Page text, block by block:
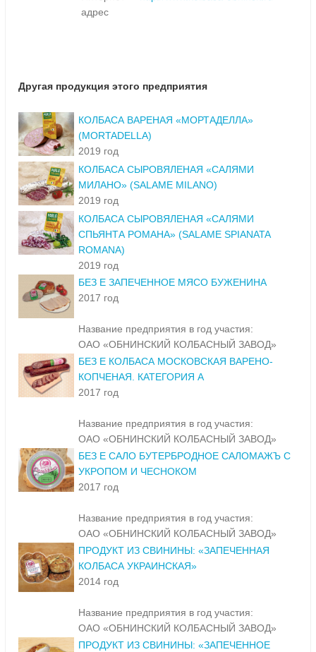
адрес
Другая продукция этого предприятия
КОЛБАСА ВАРЕНАЯ «МОРТАДЕЛЛА»
(MORTADELLA)
2019 год
КОЛБАСА СЫРОВЯЛЕНАЯ «САЛЯМИ
МИЛАНО» (SALAME MILANO)
2019 год
КОЛБАСА СЫРОВЯЛЕНАЯ «САЛЯМИ
СПЬЯНТА РОМАНА» (SALAME SPIANATA
ROMANA)
2019 год
БЕЗ Е ЗАПЕЧЕННОЕ МЯСО БУЖЕНИНА
2017 год
Название предприятия в год участия:
ОАО «ОБНИНСКИЙ КОЛБАСНЫЙ ЗАВОД»
БЕЗ Е КОЛБАСА МОСКОВСКАЯ ВАРЕНО-
КОПЧЕНАЯ. КАТЕГОРИЯ А
2017 год
Название предприятия в год участия:
ОАО «ОБНИНСКИЙ КОЛБАСНЫЙ ЗАВОД»
БЕЗ Е САЛО БУТЕРБРОДНОЕ САЛОМАЖЪ С
УКРОПОМ И ЧЕСНОКОМ
2017 год
Название предприятия в год участия:
ОАО «ОБНИНСКИЙ КОЛБАСНЫЙ ЗАВОД»
ПРОДУКТ ИЗ СВИНИНЫ: «ЗАПЕЧЕННАЯ
КОЛБАСА УКРАИНСКАЯ»
2014 год
Название предприятия в год участия:
ОАО «ОБНИНСКИЙ КОЛБАСНЫЙ ЗАВОД»
ПРОДУКТ ИЗ СВИНИНЫ: «ЗАПЕЧЕННОЕ